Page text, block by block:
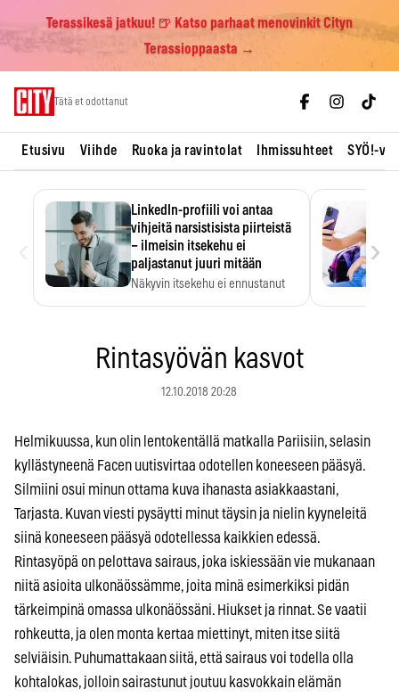
Terassikesä jatkuu! 🍺 Katso parhaat menovinkit Cityn
Terassioppaasta →
Tätä et odottanut
Etusivu Viihde Ruoka ja ravintolat Ihmissuhteet SYÖ!-
LinkedIn-profiili voi antaa
vihjeitä narsistisista piirteistä
– ilmeisin itsekehu ei
paljastanut juuri mitään
Näkyvin itsekehu ei ennustanut
›
Rintasyövän kasvot
12.10.2018 20:28
Helmikuussa, kun olin lentokentällä matkalla Pariisiin, selasin
kyllästyneenä Facen uutisvirtaa odotellen koneeseen pääsyä.
Silmiini osui minun ottama kuva ihanasta asiakkaastani,
Tarjasta. Kuvan viesti pysäytti minut täysin ja nielin kyyneleitä
siinä koneeseen pääsyä odotellessa kaikkien edessä.
Rintasyöpä on pelottava sairaus, joka iskiessään vie mukanaan
niitä asioita ulkonäössämme, joita minä esimerkiksi pidän
tärkeimpinä omassa ulkonäössäni. Hiukset ja rinnat. Se vaatii
rohkeutta, ja olen monta kertaa miettinyt, miten itse siitä
selviäisin. Puhumattakaan siitä, että sairaus voi todella olla
kohtalokas, jolloin sairastunut joutuu kasvokkain elämän